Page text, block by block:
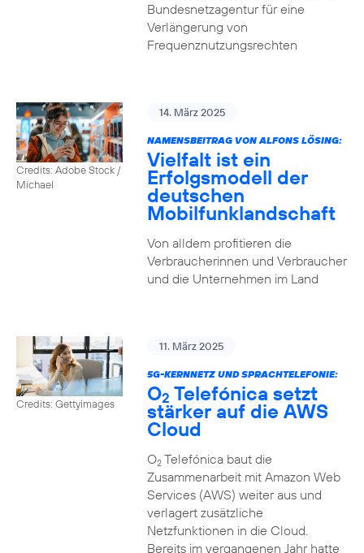
Bundesnetzagentur für eine
Verlängerung von
Frequenznutzungsrechten
Credits: Adobe Stock /
Michael
14. März 2025
NAMENSBEITRAG VON ALFONS LÖSING:
Vielfalt ist ein
Erfolgsmodell der
deutschen
Mobilfunklandschaft
Von alldem profitieren die
Verbraucherinnen und Verbraucher
und die Unternehmen im Land
Credits: Gettyimages
11. März 2025
5G-KERNNETZ UND SPRACHTELEFONIE:
O2 Telefónica setzt
stärker auf die AWS
Cloud
O2Telefónica baut die
Zusammenarbeit mit Amazon Web
Services (AWS) weiter aus und
verlagert zusätzliche
Netzfunktionen in die Cloud.
Bereits im vergangenen Jahr hatte